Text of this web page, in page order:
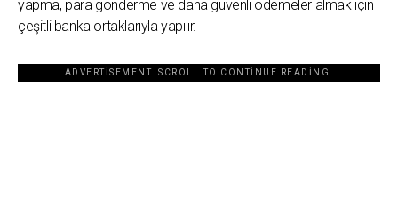
yapma, para gönderme ve daha güvenli ödemeler almak için
çeşitli banka ortaklarıyla yapılır.
ADVERTISEMENT. SCROLL TO CONTINUE READING.